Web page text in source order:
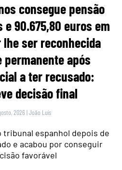
consegue pensão
e 90.675,80 euros em
ser reconhecida
permanente após
a ter recusado:
decisão final
2026 |João Luís
tribunal espanhol depois de
e acabou por conseguir
favorável